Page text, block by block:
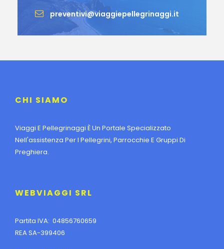
preventivi@viaggiepellegrinaggi.it
CHI SIAMO
Viaggi E Pellegrinaggi È Un Portale Specializzato
Nell'assistenza Per I Pellegrini, Parrocchie E Gruppi Di
Preghiera.
WEBVIAGGI SRL
Partita IVA: 04856760659
REA SA-399406